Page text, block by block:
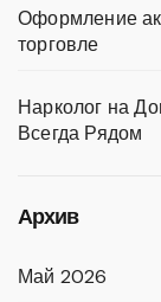
Оформление
торговле
Нарколог на
Всегда Рядом
Архив
Май 2026